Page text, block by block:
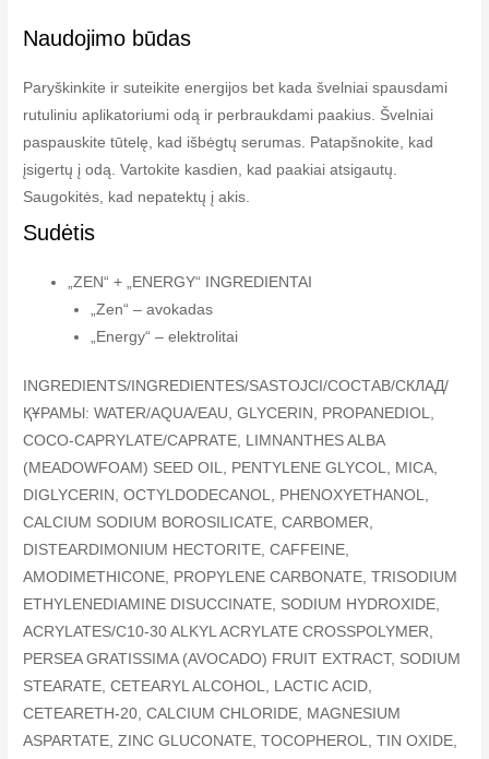
Naudojimo būdas
Paryškinkite ir suteikite energijos bet kada švelniai spausdami
rutuliniu aplikatoriumi odą ir perbraukdami paakius. Švelniai
paspauskite tūtelę, kad išbėgtų serumas. Patapšnokite, kad
įsigertų į odą. Vartokite kasdien, kad paakiai atsigautų.
Saugokitės, kad nepatektų į akis.
Sudėtis
„ZEN“ + „ENERGY“ INGREDIENTAI
„Zen“ – avokadas
„Energy“ – elektrolitai
INGREDIENTS/INGREDIENTES/SASTOJCI/СОСТАВ/СКЛАД/
ҚҰРАМЫ: WATER/AQUA/EAU, GLYCERIN, PROPANEDIOL,
COCO-CAPRYLATE/CAPRATE, LIMNANTHES ALBA
(MEADOWFOAM) SEED OIL, PENTYLENE GLYCOL, MICA,
DIGLYCERIN, OCTYLDODECANOL, PHENOXYETHANOL,
CALCIUM SODIUM BOROSILICATE, CARBOMER,
DISTEARDIMONIUM HECTORITE, CAFFEINE,
AMODIMETHICONE, PROPYLENE CARBONATE, TRISODIUM
ETHYLENEDIAMINE DISUCCINATE, SODIUM HYDROXIDE,
ACRYLATES/C10-30 ALKYL ACRYLATE CROSSPOLYMER,
PERSEA GRATISSIMA (AVOCADO) FRUIT EXTRACT, SODIUM
STEARATE, CETEARYL ALCOHOL, LACTIC ACID,
CETEARETH-20, CALCIUM CHLORIDE, MAGNESIUM
ASPARTATE, ZINC GLUCONATE, TOCOPHEROL, TIN OXIDE,